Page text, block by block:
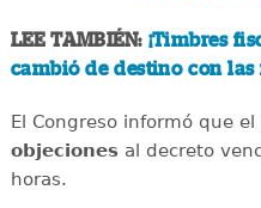
LEE TAMBIÉN: ¡Timbres
cambió de destino con las
El Congreso informó que el
objecionesal decreto
horas.